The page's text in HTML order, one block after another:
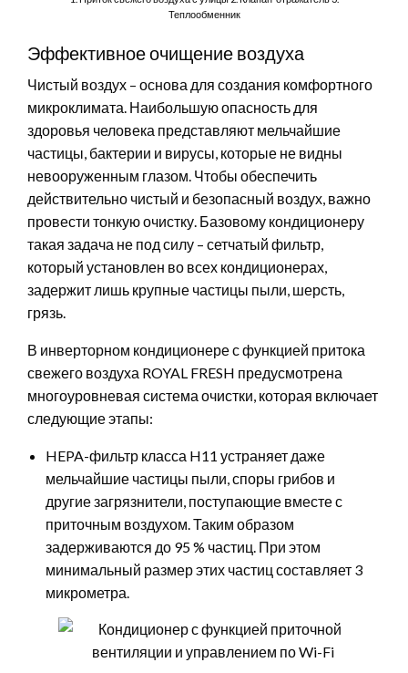
Теплообменник
Эффективное очищение воздуха
Чистый воздух – основа для создания комфортного
микроклимата. Наибольшую опасность для
здоровья человека представляют мельчайшие
частицы, бактерии и вирусы, которые не видны
невооруженным глазом. Чтобы обеспечить
действительно чистый и безопасный воздух, важно
провести тонкую очистку. Базовому кондиционеру
такая задача не под силу – сетчатый фильтр,
который установлен во всех кондиционерах,
задержит лишь крупные частицы пыли, шерсть,
грязь.
В инверторном кондиционере с функцией притока
свежего воздуха ROYAL FRESH предусмотрена
многоуровневая система очистки, которая включает
следующие этапы:
HEPA-фильтр класса H11 устраняет даже
мельчайшие частицы пыли, споры грибов и
другие загрязнители, поступающие вместе с
приточным воздухом. Таким образом
задерживаются до 95 % частиц. При этом
минимальный размер этих частиц составляет 3
микрометра.